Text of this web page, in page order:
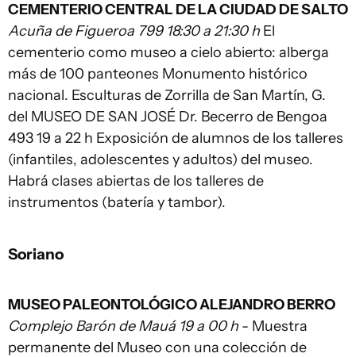
CEMENTERIO CENTRAL DE LA CIUDAD DE SALTO
Acuña de Figueroa 799 18:30 a 21:30 hEl
cementerio como museo a cielo abierto: alberga
más de 100 panteones Monumento histórico
nacional. Esculturas de Zorrilla de San Martín, G.
del MUSEO DE SAN JOSÉ Dr. Becerro de Bengoa
493 19 a 22 h Exposición de alumnos de los talleres
(infantiles, adolescentes y adultos) del museo.
Habrá clases abiertas de los talleres de
instrumentos (batería y tambor).
Soriano
MUSEO PALEONTOLÓGICO ALEJANDRO BERRO
Complejo Barón de Mauá 19 a 00 h- Muestra
permanente del Museo con una colección de